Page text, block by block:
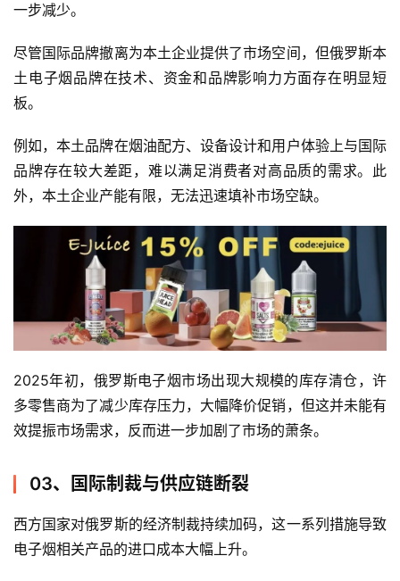
一步减少。
尽管国际品牌撤离为本土企业提供了市场空间，但俄罗斯本
土电子烟品牌在技术、资金和品牌影响力方面存在明显短
板。
例如，本土品牌在烟油配方、设备设计和用户体验上与国际
品牌存在较大差距，难以满足消费者对高品质的需求。此
外，本土企业产能有限，无法迅速填补市场空缺。
2025年初，俄罗斯电子烟市场出现大规模的库存清仓，许
多零售商为了减少库存压力，大幅降价促销，但这并未能有
效提振市场需求，反而进一步加剧了市场的萧条。
03、国际制裁与供应链断裂
西方国家对俄罗斯的经济制裁持续加码，这一系列措施导致
电子烟相关产品的进口成本大幅上升。